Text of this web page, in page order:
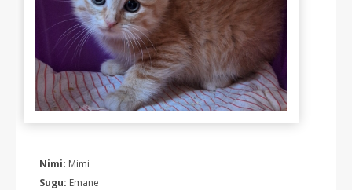
Nimi: Mimi
Sugu: Emane